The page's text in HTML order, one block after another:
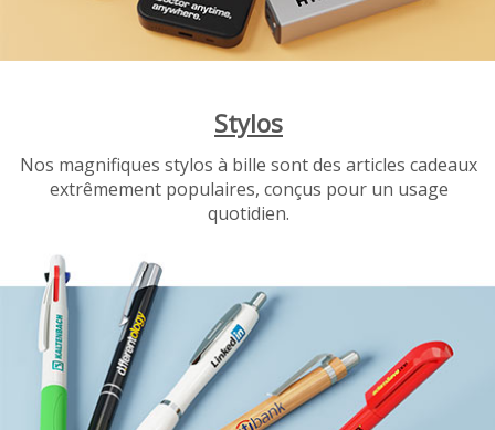
Stylos
Nos magnifiques stylos à bille sont des articles cadeaux
extrêmement populaires, conçus pour un usage
quotidien.